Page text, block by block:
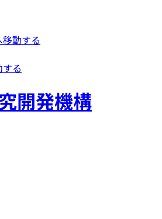
動する
る
開発機構